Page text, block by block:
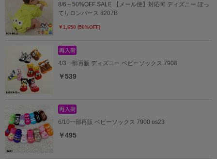
8/6～50%OFF SALE 【メール便】対応可 ディズニー ぽっ
てりロンパース 8207B
￥1,650 (50%OFF)
4/3一部再販 ディズニー ベビーソックス 7908
￥539
6/10一部再販 ベビーソックス 7900 os23
￥495